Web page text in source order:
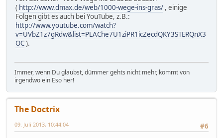
( http://www.dmax.de/web/1000-wege-ins-gras/ , einige
Folgen gibt es auch bei YouTube, z.B.:
http://www.youtube.com/watch?
v=UVbZ1z7gRdw&list=PLAChe7U1ziPR1icZecdQKY3STERQnX3
OC).
Immer, wenn Du glaubst, dümmer gehts nicht mehr, kommt von
irgendwo ein Eso her!
The Doctrix
#6
09. Juli 2013, 10:44:04